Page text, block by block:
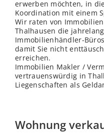
erwerben möchten, in
Koordination mit einem
Wir raten von
Thalhausen die
Immobilienhändler-
damit Sie nicht
erreichen.
Immobilien Makler /
vertrauenswürdig in
Liegenschaften als
Wohnung